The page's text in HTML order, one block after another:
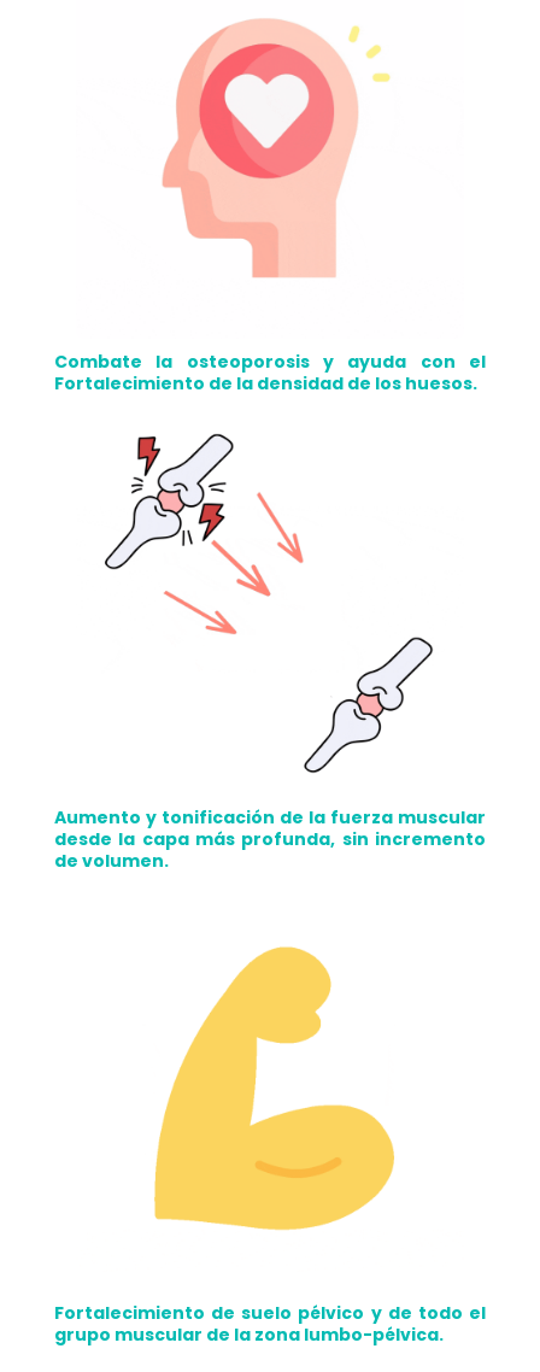
Combate la osteoporosis y ayuda con el
Fortalecimiento de la densidad de los huesos.
Aumento y tonificación de la fuerza muscular
desde la capa más profunda, sin incremento
de volumen.
Fortalecimiento de suelo pélvico y de todo el
grupo muscular de la zona lumbo-pélvica.